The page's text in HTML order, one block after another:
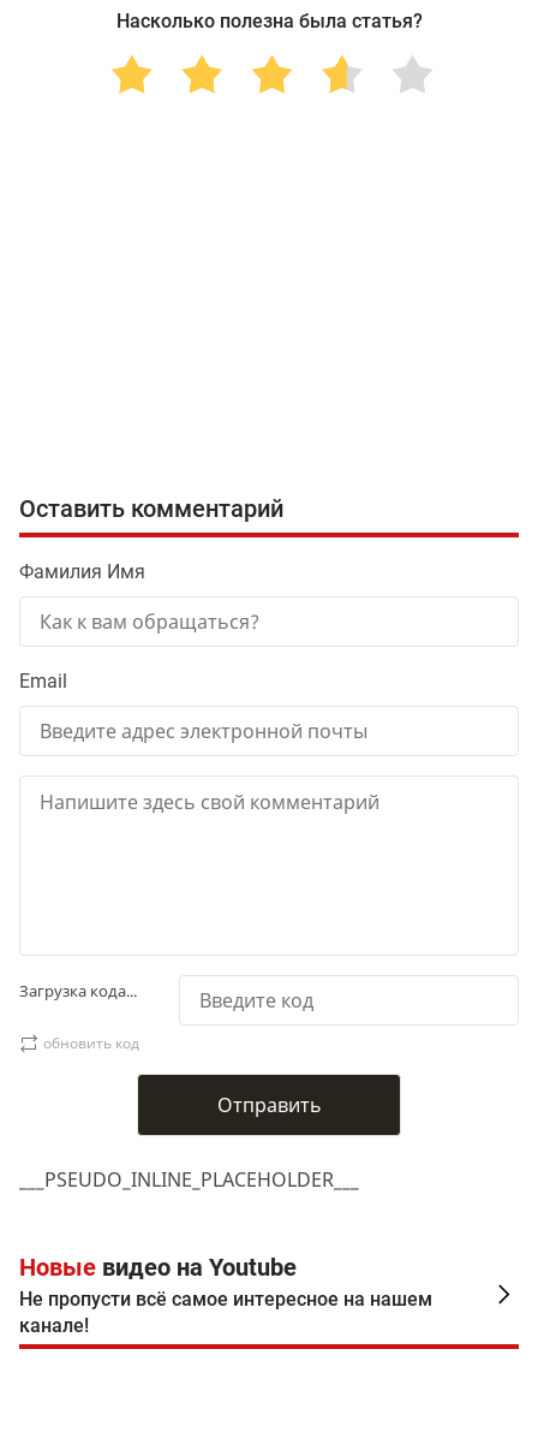
Насколько полезна была статья?
___PSEUDO_INLINE_PLACEHOLDER___
Оставить комментарий
Фамилия Имя
Email
Загрузка кода...
обновить код
Новые видео на Youtube
Не пропусти всё самое интересное на нашем
канале!